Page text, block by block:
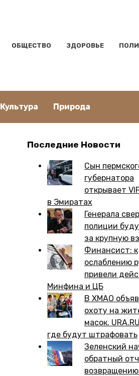
ОБЩЕСТВО ЗДОРОВЬЕ
Культура Природа
Последние Новости
Сын
губернатора
открывает
в Эмиратах
Генерала
полиции
за крупную
Финансист: к
ослаблению
привели
Минфина и ЦБ
В ХМАО
охоту на
масок.
где будут штрафовать
Зеленский
обратный